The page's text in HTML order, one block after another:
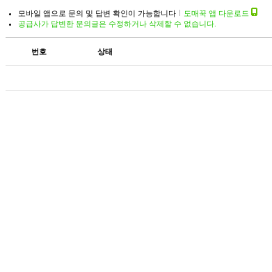
모바일 앱으로 문의 및 답변 확인이 가능합니다
도매꾹 앱 다운로드
공급사가 답변한 문의글은 수정하거나 삭제할 수 없습니다.
번호 상태